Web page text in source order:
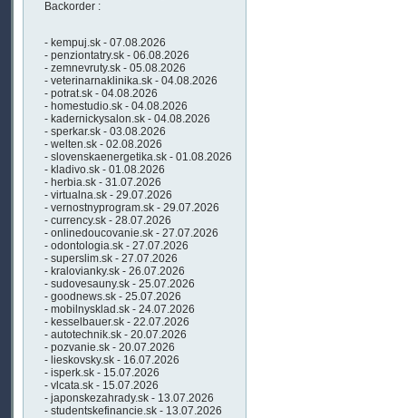
Backorder :
- kempuj.sk - 07.08.2026
- penziontatry.sk - 06.08.2026
- zemnevruty.sk - 05.08.2026
- veterinarnaklinika.sk - 04.08.2026
- potrat.sk - 04.08.2026
- homestudio.sk - 04.08.2026
- kadernickysalon.sk - 04.08.2026
- sperkar.sk - 03.08.2026
- welten.sk - 02.08.2026
- slovenskaenergetika.sk - 01.08.2026
- kladivo.sk - 01.08.2026
- herbia.sk - 31.07.2026
- virtualna.sk - 29.07.2026
- vernostnyprogram.sk - 29.07.2026
- currency.sk - 28.07.2026
- onlinedoucovanie.sk - 27.07.2026
- odontologia.sk - 27.07.2026
- superslim.sk - 27.07.2026
- kralovianky.sk - 26.07.2026
- sudovesauny.sk - 25.07.2026
- goodnews.sk - 25.07.2026
- mobilnysklad.sk - 24.07.2026
- kesselbauer.sk - 22.07.2026
- autotechnik.sk - 20.07.2026
- pozvanie.sk - 20.07.2026
- lieskovsky.sk - 16.07.2026
- isperk.sk - 15.07.2026
- vlcata.sk - 15.07.2026
- japonskezahrady.sk - 13.07.2026
- studentskefinancie.sk - 13.07.2026